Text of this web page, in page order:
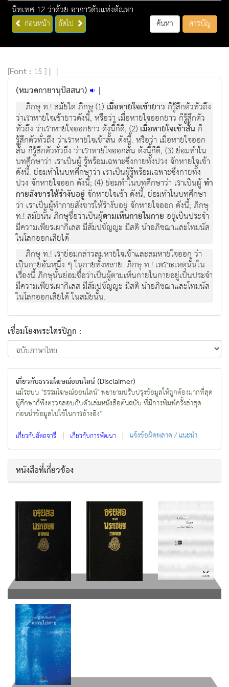
นิทเทศ 12 ว่าด้วย อาการดับแห่งตัณหา
ก่อนหน้า ถัดไป ค้นหา สารบัญ
[Font : 15 ] | |
(หมวดกายานุปัสสนา) |
ภิกษุ ท.! สมัยใด ภิกษุ (1) เมื่อหายใจเข้ายาว ก็รู้สึกตัวทั่วถึง
ว่าเราหายใจเข้ายาวดังนี้, หรือว่า เมื่อหายใจออกยาว ก็รู้สึกตัว
ทั่วถึง ว่าเราหายใจออกยาว ดังนี้ก็ดี; (2) เมื่อหายใจเข้าสั้น ก็
รู้สึกตัวทั่วถึง ว่าเราหายใจเข้าสั้น ดังนี้. หรือว่า เมื่อหายใจออก
สั้น ก็รู้สึกตัวทั่วถึง ว่าเราหายใจออกสั้น ดังนี้ก็ดี; (3) ย่อมทำใน
บทศึกษาว่า เราเป็นผู้ รู้พร้อมเฉพาะซึ่งกายทั้งปวง จักหายใจเข้า
ดังนี้. ย่อมทำในบทศึกษาว่า เราเป็นผู้รู้พร้อมเฉพาะซึ่งกายทั้ง
ปวง จักหายใจออก ดังนี้; (4) ย่อมทำในบทศึกษาว่า เราเป็นผู้ทำ
กายสังขารให้รำงับอยู่ จักหายใจเข้า ดังนี้, ย่อมทำในบทศึกษา
ว่า เราเป็นผู้ทำกายสังขารให้รำงับอยู่ จักหายใจออก ดังนี้; ภิกษุ
ท.! สมัยนั้น ภิกษุชื่อว่าเป็นผู้ตามเห็นกายในกาย อยู่เป็นประจำ
มีความเพียรเผากิเลส มีสัมปชัญญะ มีสติ นำอภิชฌาและโทมนัส
ในโลกออกเสียได้
ภิกษุ ท.! เราย่อมกล่าวลมหายใจเข้าและลมหายใจออก ว่า
เป็นกายอันหนึ่ง ๆ ในกายทั้งหลาย. ภิกษุ ท.! เพราะเหตุนั้นใน
เรื่องนี้ ภิกษุนั้นย่อมชื่อว่าเป็นผู้ตามเห็นกายในกายอยู่เป็นประจำ
มีความเพียรเผากิเลส มีสัมปชัญญะ มีสติ นำอภิชฌาและโทมนัส
ในโลกออกเสียได้ ในสมัยนั้น.
เชื่อมโยงพระไตรปิฏก :
เกี่ยวกับธรรมโฆษณ์ออนไลน์ (Disclaimer)
แม้ระบบ "ธรรมโฆษณ์ออนไลน์" พยายามปรับปรุงข้อมูลให้ถูกต้องมากที่สุด
ผู้ศึกษาก็พึงตรวจสอบกับตัวเล่มหนังสือต้นฉบับ ที่มีการพิมพ์ครั้งล่าสุด
ก่อนนำข้อมูลไปใช้ในการอ้างอิง"
เกี่ยวกับอัตถจารี | เกี่ยวกับการพัฒนา | แจ้งข้อผิดพลาด / แนะนำ
หนังสือที่เกี่ยวข้อง